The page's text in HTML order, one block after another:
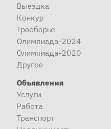
Выездка
Конкур
Троеборье
Олимпиада-2024
Олимпиада-2020
Другое
Объявления
Услуги
Работа
Транспорт